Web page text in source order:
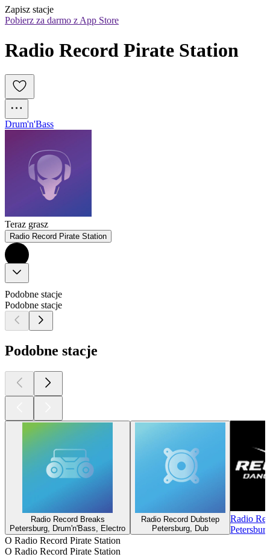
Zapisz stacje
Pobierz za darmo z App Store
Radio Record Pirate Station
Drum'n'Bass
Teraz grasz
Radio Record Pirate Station
Podobne stacje
Podobne stacje
Podobne stacje
Radio Record Breaks
Petersburg, Drum'n'Bass, Electro
Radio Record Dubstep
Petersburg, Dub
Radio
O Radio Record Pirate Station
O Radio Record Pirate Station